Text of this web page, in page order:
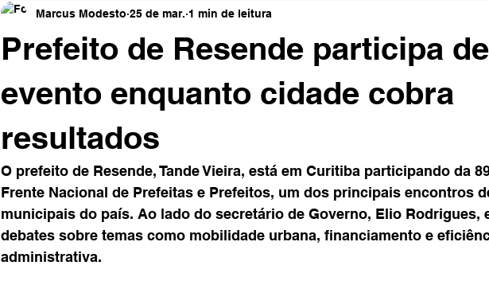
Prefeito de Resende participa de
evento enquanto cidade cobra
resultados
Marcus Modesto 25 de mar. 1 min de leitura
O prefeito de Resende, Tande Vieira, está em Curitiba participando da
Frente Nacional de Prefeitas e Prefeitos, um dos principais encontros
municipais do país. Ao lado do secretário de Governo, Elio Rodrigues,
debates sobre temas como mobilidade urbana, financiamento e
administrativa.